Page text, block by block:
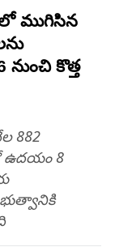
ముగిసిన
నుంచి కొత్త
882
ఉదయం 8